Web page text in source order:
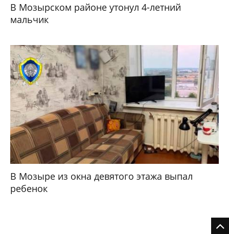
В Мозырском районе утонул 4-летний
мальчик
В Мозыре из окна девятого этажа выпал
ребенок